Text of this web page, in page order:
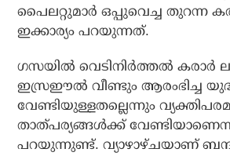
പൈലറ്റുമാര്‍ ഒപ്പുവെച്ച തുറന്ന
ഇക്കാര്യം പറയുന്നത്.
ഗസയില്‍ വെടിനിര്‍ത്തല്‍ കരാര്‍
ഇസ്രഈല്‍ വീണ്ടും ആരംഭിച്ച
വേണ്ടിയുള്ളതല്ലെന്നും
താത്പര്യങ്ങള്‍ക്ക്
പറയുന്നുണ്ട്. വ്യാഴാഴ്ചയാണ്